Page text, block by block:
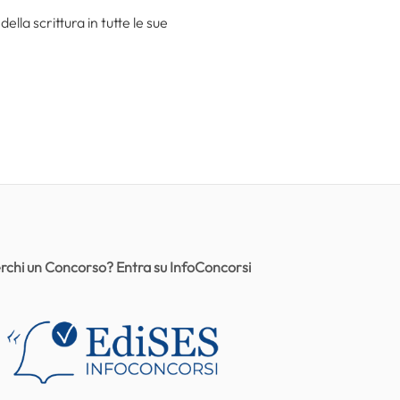
scrittura in tutte le sue
un Concorso? Entra su InfoConcorsi